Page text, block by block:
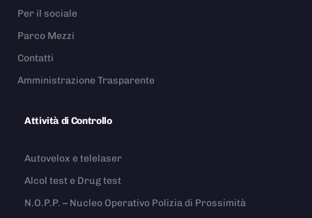
Per il sociale
Parco Mezzi
Contatti
Amministrazione Trasparente
Attività di Controllo
Autovelox e telelaser
Alcol test e Drug test
N.O.P.P. – Nucleo Operativo Polizia di Prossimità